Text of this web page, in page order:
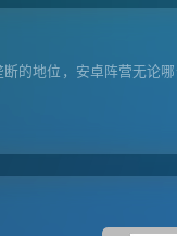
的地位，安卓阵营无论